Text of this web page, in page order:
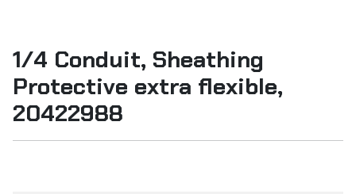
1/4 Conduit, Sheathing
Protective extra flexible,
20422988